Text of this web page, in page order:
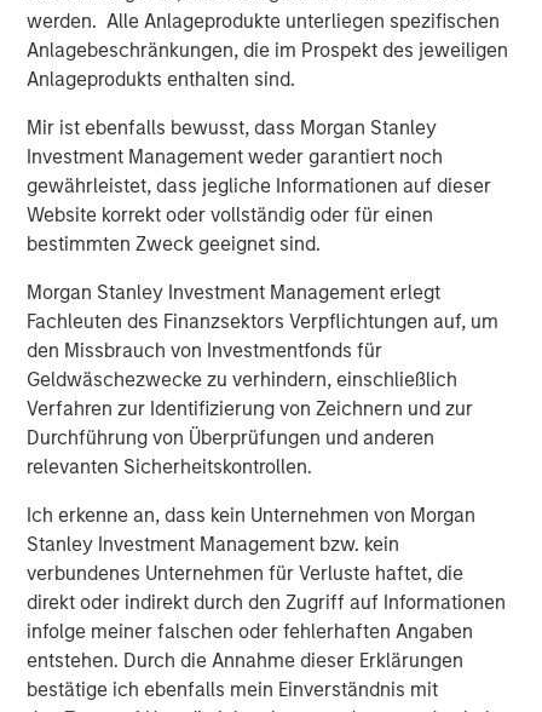
werden. Alle Anlageprodukte unterliegen spezifischen
Anlagebeschränkungen, die im Prospekt des jeweiligen
Anlageprodukts enthalten sind.
Mir ist ebenfalls bewusst, dass Morgan Stanley
Investment Management weder garantiert noch
gewährleistet, dass jegliche Informationen auf dieser
Website korrekt oder vollständig oder für einen
bestimmten Zweck geeignet sind.
Morgan Stanley Investment Management erlegt
Fachleuten des Finanzsektors Verpflichtungen auf, um
den Missbrauch von Investmentfonds für
Geldwäschezwecke zu verhindern, einschließlich
Verfahren zur Identifizierung von Zeichnern und zur
Durchführung von Überprüfungen und anderen
relevanten Sicherheitskontrollen.
Ich erkenne an, dass kein Unternehmen von Morgan
Stanley Investment Management bzw. kein
verbundenes Unternehmen für Verluste haftet, die
direkt oder indirekt durch den Zugriff auf Informationen
infolge meiner falschen oder fehlerhaften Angaben
entstehen. Durch die Annahme dieser Erklärungen
bestätige ich ebenfalls mein Einverständnis mit
enterprise customers selected Cohesity in just the
last two quarters, including Air Bud Entertainment,
AutoNation, BC Oil and Gas Commission, Bungie,
Piedmont Healthcare, Schneider Electric, the San
Francisco Giants, TCF Bank, the U.S. Department of
Energy, the U.S. Air Force, and WestLotto.
Rapid revenue growth: Cohesity’s
Outstanding customer satisfaction: Cohesity
wasrecognized as a 2018 Gartner Peer Insights
Customer’s Choice solution for enterprise data
center backup and recovery.
Award-winning support: Cohesity has earned
customer servicethe last two years in a row.
By simplifying application and data management while
dramatically improving efficiency, Cohesity has delivered
enormous value to customers.Cohesity
DataPlatformaddresses the fragmented and complex